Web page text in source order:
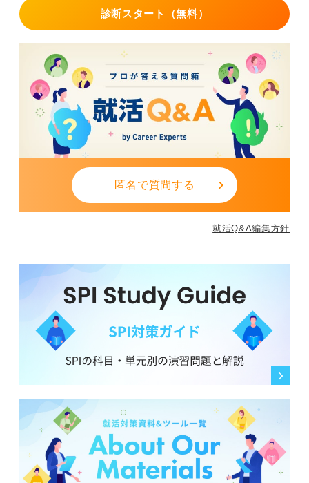
診断スタート（無料）
匿名で質問する
就活Q&A編集方針